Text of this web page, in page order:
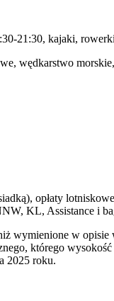
21:30, kajaki,
wędkarstwo
opłaty
KL, Assistance i
wymienione w
którego
2025 roku.